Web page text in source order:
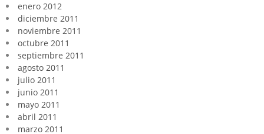
enero 2012
diciembre 2011
noviembre 2011
octubre 2011
septiembre 2011
agosto 2011
julio 2011
junio 2011
mayo 2011
abril 2011
marzo 2011